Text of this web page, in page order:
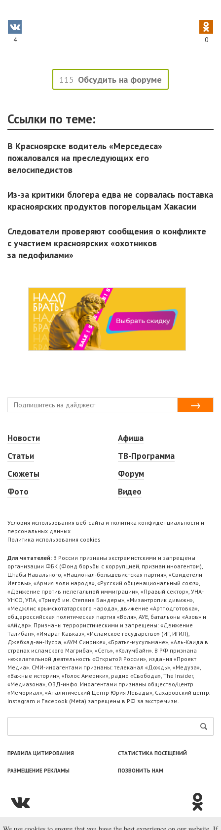
4 0
115 Обсудить на форуме
Ссылки по теме:
В Красноярске водитель «Мерседеса»
пожаловался на преследующих его
велосипедистов
Из-за критики блогера едва не сорвалась поставка
красноярских продуктов погорельцам Хакасии
Следователи проверяют сообщения о конфликте
с участием красноярских «охотников
за педофилами»
Новости
Статьи
Сюжеты
Фото
Афиша
ТВ-Программа
Форум
Видео
Условия использования веб-сайта и политика конфиденциальности и
персональных данных
Политика использования cookies
Для читателей: В России признаны экстремистскими и запрещены
организации ФБК (Фонд борьбы с коррупцией, признан иноагентом),
Штабы Навального, «Национал-большевистская партия», «Свидетели
Иеговы», «Армия воли народа», «Русский общенациональный союз»,
«Движение против нелегальной иммиграции», «Правый сектор», УНА-
УНСО, УПА, «Тризуб им. Степана Бандеры», «Мизантропик дивижн»,
«Меджлис крымскотатарского народа», движение «Артподготовка»,
общероссийская политическая партия «Воля», АУЕ, батальоны «Азов» и
«Айдар». Признаны террористическими и запрещены: «Движение
Талибан», «Имарат Кавказ», «Исламское государство» (ИГ, ИГИЛ),
Джебхад-ан-Нусра, «АУМ Синрике», «Братья-мусульмане», «Аль-Каида в
странах исламского Магриба», «Сеть», «Колумбайн». В РФ признана
нежелательной деятельность «Открытой России», издания «Проект
Медиа». СМИ-иноагентами признаны: телеканал «Дождь», «Медуза»,
«Важные истории», «Голос Америки», радио «Свобода», The Insider,
«Медиазона», ОВД-инфо. Иноагентами признаны общество/центр
«Мемориал», «Аналитический Центр Юрия Левады», Сахаровский центр.
Instagram и Facebook (Metа) запрещены в РФ за экстремизм.
ПРАВИЛА ЦИТИРОВАНИЯ СТАТИСТИКА ПОСЕЩЕНИЙ
РАЗМЕЩЕНИЕ РЕКЛАМЫ ПОЗВОНИТЬ НАМ
© ООО «Лаборатория Новоcтей», 2003—2026.